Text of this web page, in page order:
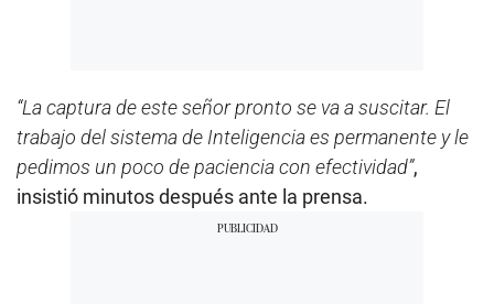
“La captura de este señor pronto se va a suscitar. El
trabajo del sistema de Inteligencia es permanente y le
pedimos un poco de paciencia con efectividad”,
insistió minutos después ante la prensa.